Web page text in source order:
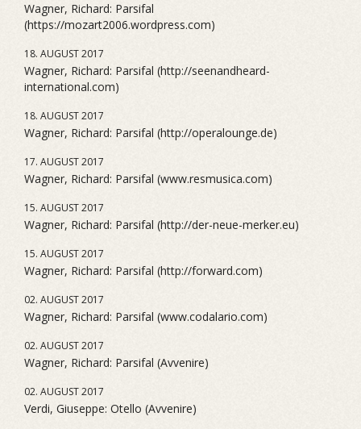
Wagner, Richard: Parsifal
(https://mozart2006.wordpress.com)
18. AUGUST 2017
Wagner, Richard: Parsifal (http://seenandheard-
international.com)
18. AUGUST 2017
Wagner, Richard: Parsifal (http://operalounge.de)
17. AUGUST 2017
Wagner, Richard: Parsifal (www.resmusica.com)
15. AUGUST 2017
Wagner, Richard: Parsifal (http://der-neue-merker.eu)
15. AUGUST 2017
Wagner, Richard: Parsifal (http://forward.com)
02. AUGUST 2017
Wagner, Richard: Parsifal (www.codalario.com)
02. AUGUST 2017
Wagner, Richard: Parsifal (Avvenire)
02. AUGUST 2017
Verdi, Giuseppe: Otello (Avvenire)